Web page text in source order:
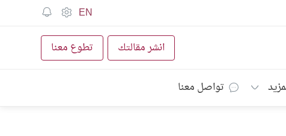
EN
انشر مقالتك تطوع معنا
تواصل معنا